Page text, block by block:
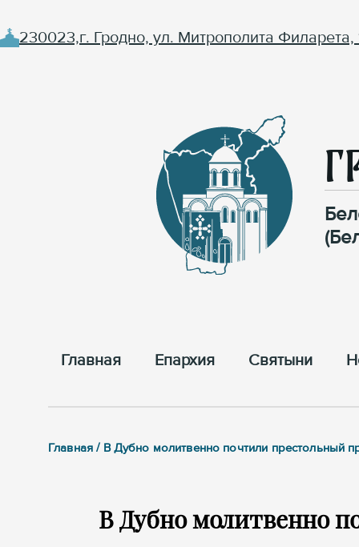
230023,г. Гродно, ул. Митрополита Филарета,
Главная Епархия Cвятыни
Главная / В Дубно молитвенно почтили престольный
В Дубно молитвенно